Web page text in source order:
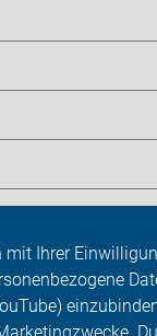
mit Ihrer